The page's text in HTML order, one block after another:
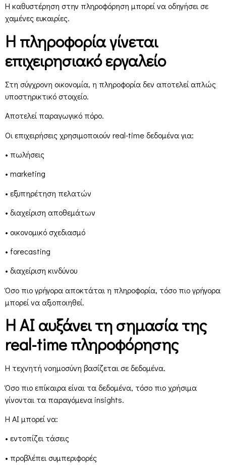
Η καθυστέρηση στην πληροφόρηση μπορεί να οδηγήσει σε
χαμένες ευκαιρίες.
Η πληροφορία γίνεται
επιχειρησιακό εργαλείο
Στη σύγχρονη οικονομία, η πληροφορία δεν αποτελεί απλώς
υποστηρικτικό στοιχείο.
Αποτελεί παραγωγικό πόρο.
Οι επιχειρήσεις χρησιμοποιούν real-time δεδομένα για:
• πωλήσεις
• marketing
• εξυπηρέτηση πελατών
• διαχείριση αποθεμάτων
• οικονομικό σχεδιασμό
• forecasting
• διαχείριση κινδύνου
Όσο πιο γρήγορα αποκτάται η πληροφορία, τόσο πιο γρήγορα
μπορεί να αξιοποιηθεί.
Η AI αυξάνει τη σημασία της
real-time πληροφόρησης
Η τεχνητή νοημοσύνη βασίζεται σε δεδομένα.
Όσο πιο επίκαιρα είναι τα δεδομένα, τόσο πιο χρήσιμα
γίνονται τα παραγόμενα insights.
Η AI μπορεί να:
• εντοπίζει τάσεις
• προβλέπει συμπεριφορές